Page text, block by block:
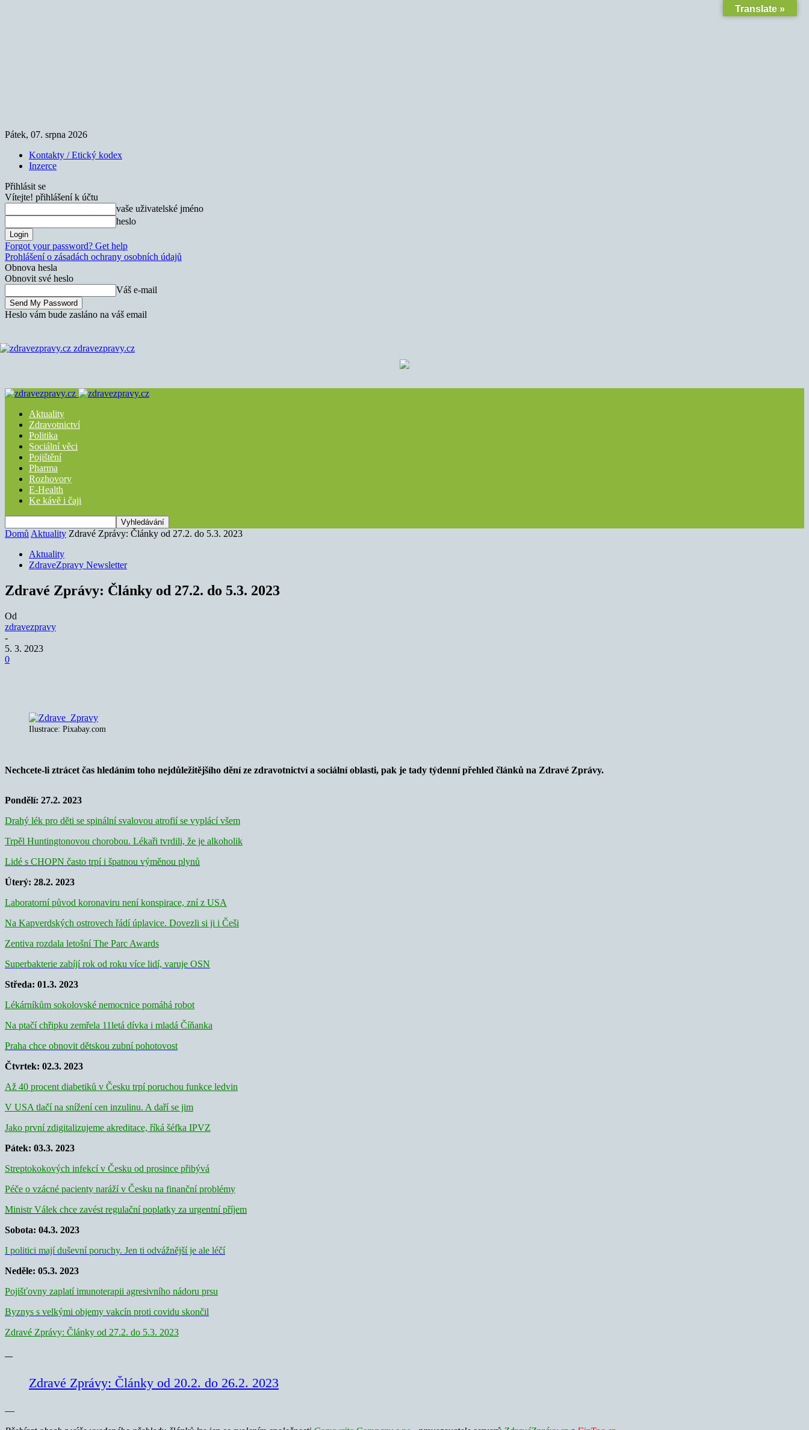
Pátek, 07. srpna 2026
Kontakty / Etický kodex
Inzerce
Přihlásit se
Vítejte! přihlášení k účtu
vaše uživatelské jméno
heslo
Forgot your password? Get help
Prohlášení o zásadách ochrany osobních údajů
Obnova hesla
Obnovit své heslo
Váš e-mail
Heslo vám bude zasláno na váš email
zdravezpravy.cz
Aktuality
Zdravotnictví
Politika
Sociální věci
Pojištění
Pharma
Rozhovory
E-Health
Ke kávě i čaji
Domů Aktuality Zdravé Zprávy: Články od 27.2. do 5.3. 2023
Aktuality
ZdraveZpravy Newsletter
Zdravé Zprávy: Články od 27.2. do 5.3. 2023
Od
zdravezpravy
-
5. 3. 2023
0
Ilustrace: Pixabay.com
Nechcete-li ztrácet čas hledáním toho nejdůležitějšího dění ze zdravotnictví a sociální oblasti, pak je tady týdennípřehled článků na Zdravé Zprávy.
Pondělí: 27.2. 2023
Drahý lék pro děti se spinální svalovou atrofií se vyplácí všem
Trpěl Huntingtonovou chorobou. Lékaři tvrdili, že je alkoholik
Lidé s CHOPN často trpí i špatnou výměnou plynů
Úterý: 28.2. 2023
Laboratorní původ koronaviru není konspirace, zní z USA
Na Kapverdských ostrovech řádí úplavice. Dovezli si ji i Češi
Zentiva rozdala letošní The Parc Awards
Superbakterie zabíjí rok od roku více lidí, varuje OSN
Středa: 01.3. 2023
Lékárníkům sokolovské nemocnice pomáhá robot
Na ptačí chřipku zemřela 11letá dívka i mladá Číňanka
Praha chce obnovit dětskou zubní pohotovost
Čtvrtek: 02.3. 2023
Až 40 procent diabetiků v Česku trpí poruchou funkce ledvin
V USA tlačí na snížení cen inzulinu. A daří se jim
Jako první zdigitalizujeme akreditace, říká šéfka IPVZ
Pátek: 03.3. 2023
Streptokokových infekcí v Česku od prosince přibývá
Péče o vzácné pacienty naráží v Česku na finanční problémy
Ministr Válek chce zavést regulační poplatky za urgentní příjem
Sobota: 04.3. 2023
I politici mají duševní poruchy. Jen ti odvážnější je ale léčí
Neděle: 05.3. 2023
Pojišťovny zaplatí imunoterapii agresivního nádoru prsu
Byznys s velkými objemy vakcín proti covidu skončil
Zdravé Zprávy: Články od 27.2. do 5.3. 2023
—
Zdravé Zprávy: Články od 20.2. do 26.2. 2023
—
Translate »